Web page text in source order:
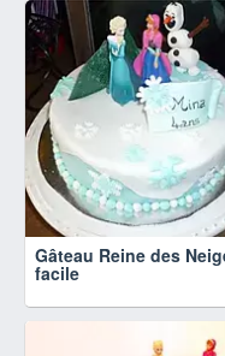
Gâteau Reine des
facile